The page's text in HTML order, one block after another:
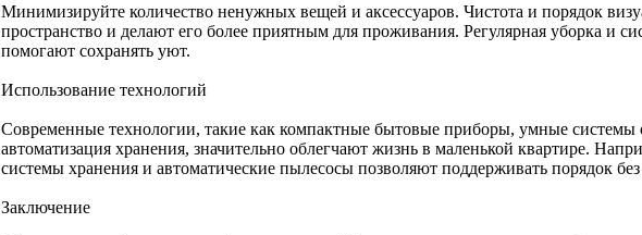
Минимизируйте количество ненужных вещей и аксессуаров. Чистота и порядок
пространство и делают его более приятным для проживания. Регулярная уборка и
помогают сохранять уют.
Использование технологий
Современные технологии, такие как компактные бытовые приборы, умные системы
автоматизация хранения, значительно облегчают жизнь в маленькой квартире.
системы хранения и автоматические пылесосы позволяют поддерживать порядок
Заключение